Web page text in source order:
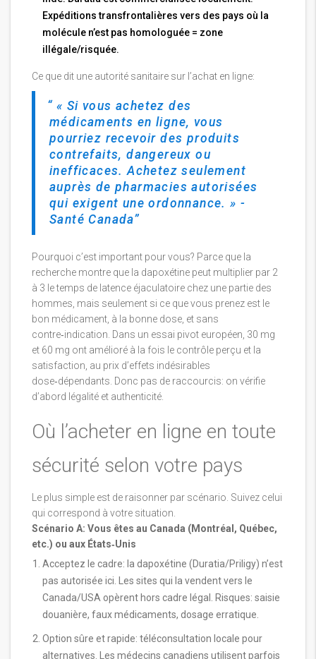
Expéditions transfrontalières vers des pays où la
molécule n’est pas homologuée = zone
illégale/risquée.
Ce que dit une autorité sanitaire sur l’achat en ligne:
« Si vous achetez des
médicaments en ligne, vous
pourriez recevoir des produits
contrefaits, dangereux ou
inefficaces. Achetez seulement
auprès de pharmacies autorisées
qui exigent une ordonnance. » -
Santé Canada
Pourquoi c’est important pour vous? Parce que la
recherche montre que la dapoxétine peut multiplier par 2
à 3 le temps de latence éjaculatoire chez une partie des
hommes, mais seulement si ce que vous prenez est le
bon médicament, à la bonne dose, et sans
contre‑indication. Dans un essai pivot européen, 30 mg
et 60 mg ont amélioré à la fois le contrôle perçu et la
satisfaction, au prix d’effets indésirables
dose‑dépendants. Donc pas de raccourcis: on vérifie
d’abord légalité et authenticité.
Où l’acheter en ligne en toute
sécurité selon votre pays
Le plus simple est de raisonner par scénario. Suivez celui
qui correspond à votre situation.
Scénario A: Vous êtes au Canada (Montréal, Québec,
etc.) ou aux États‑Unis
Acceptez le cadre: la dapoxétine (Duratia/Priligy) n’est
pas autorisée ici. Les sites qui la vendent vers le
Canada/USA opèrent hors cadre légal. Risques: saisie
douanière, faux médicaments, dosage erratique.
Option sûre et rapide: téléconsultation locale pour
alternatives. Les médecins canadiens utilisent parfois